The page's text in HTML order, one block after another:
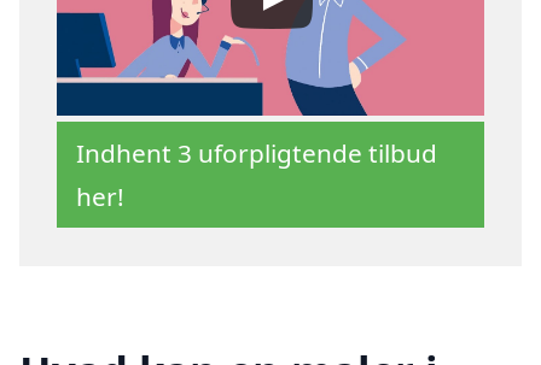
Indhent 3 uforpligtende tilbud
her!